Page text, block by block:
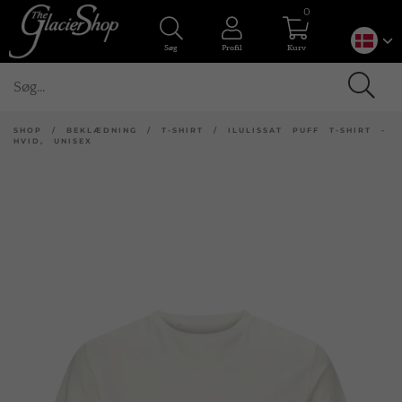
Søg Profil Kurv
0
SHOP / BEKLÆDNING / T-SHIRT / ILULISSAT PUFF T-SHIRT -
HVID, UNISEX